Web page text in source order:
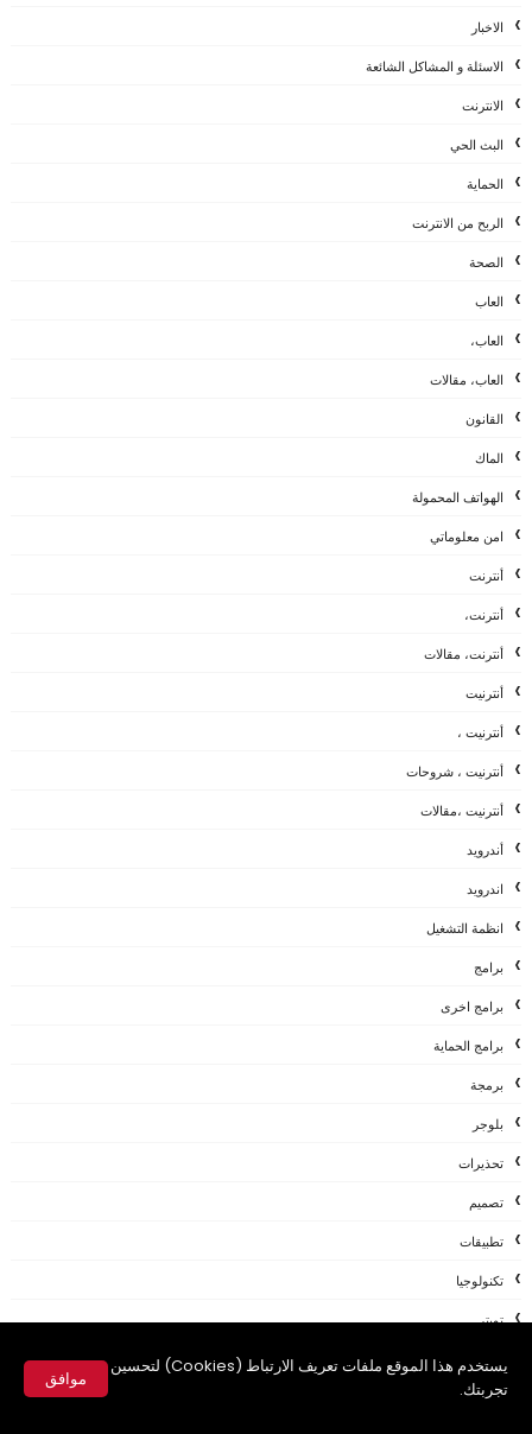
يستخدم هذا الموقع ملفات تعريف الارتباط (Cookies) لتحسين
تجربتك.
موافق
الاخبار
الاسئلة و المشاكل الشائعة
الانترنت
البث الحي
الحماية
الربح من الانترنت
الصحة
العاب
العاب،
العاب، مقالات
القانون
الماك
الهواتف المحمولة
امن معلوماتي
أنترنت
أنترنت،
أنترنت، مقالات
أنترنيت
أنترنيت ،
أنترنيت ، شروحات
أنترنيت ،مقالات
أندرويد
اندرويد
انظمة التشغيل
برامج
برامج اخرى
برامج الحماية
برمجة
بلوجر
تحذيرات
تصميم
تطبيقات
تكنولوجيا
تويتر
جوجل
حصريات